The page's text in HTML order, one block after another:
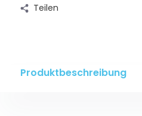
Teilen
Produktbeschreibung